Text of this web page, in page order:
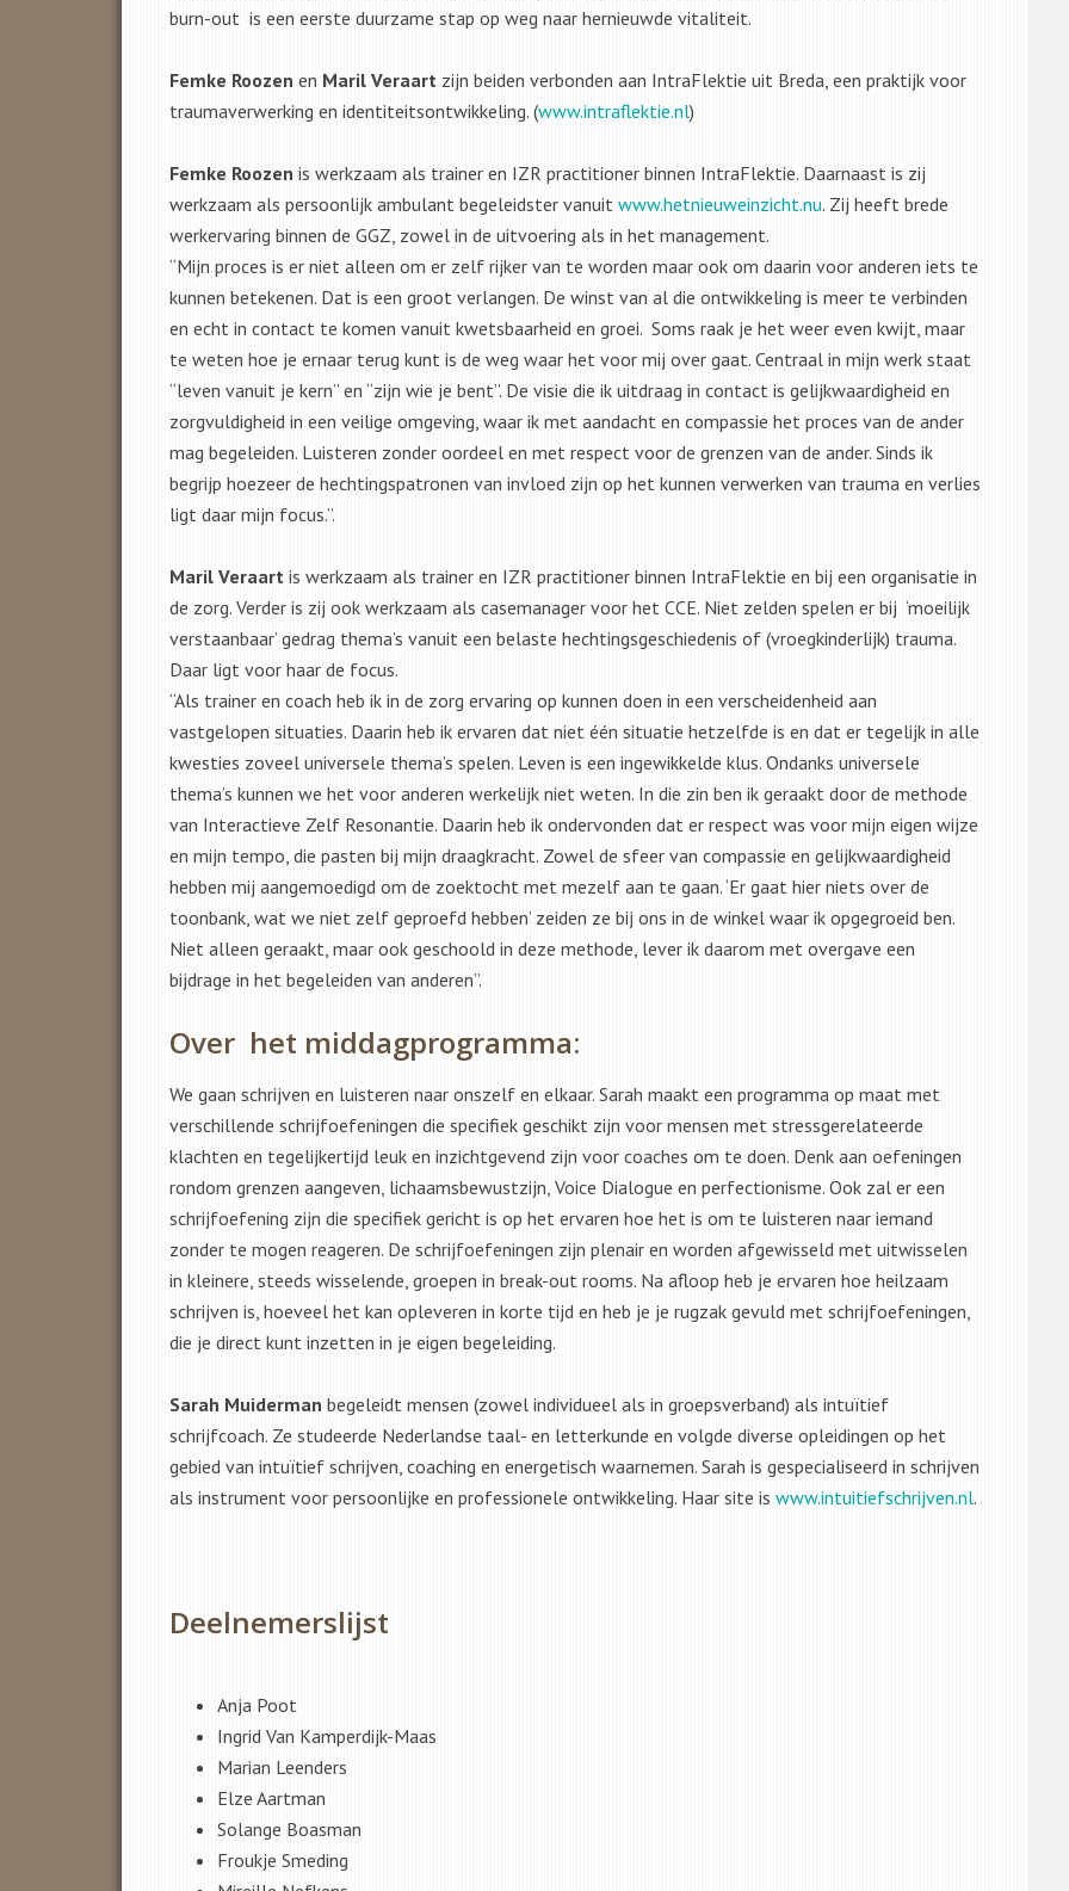
burn-out is een eerste duurzame stap op weg naar hernieuwde vitaliteit.
Femke Roozen en Maril Veraart zijn beiden verbonden aan IntraFlektie uit Breda, een praktijk voor
traumaverwerking en identiteitsontwikkeling. (www.intraflektie.nl)
Femke Roozen is werkzaam als trainer en IZR practitioner binnen IntraFlektie. Daarnaast is zij
werkzaam als persoonlijk ambulant begeleidster vanuit www.hetnieuweinzicht.nu. Zij heeft brede
werkervaring binnen de GGZ, zowel in de uitvoering als in het management.
“Mijn proces is er niet alleen om er zelf rijker van te worden maar ook om daarin voor anderen iets te
kunnen betekenen. Dat is een groot verlangen. De winst van al die ontwikkeling is meer te verbinden
en echt in contact te komen vanuit kwetsbaarheid en groei. Soms raak je het weer even kwijt, maar
te weten hoe je ernaar terug kunt is de weg waar het voor mij over gaat. Centraal in mijn werk staat
“leven vanuit je kern” en “zijn wie je bent”. De visie die ik uitdraag in contact is gelijkwaardigheid en
zorgvuldigheid in een veilige omgeving, waar ik met aandacht en compassie het proces van de ander
mag begeleiden. Luisteren zonder oordeel en met respect voor de grenzen van de ander. Sinds ik
begrijp hoezeer de hechtingspatronen van invloed zijn op het kunnen verwerken van trauma en verlies
ligt daar mijn focus.”.
Maril Veraart is werkzaam als trainer en IZR practitioner binnen IntraFlektie en bij een organisatie in
de zorg. Verder is zij ook werkzaam als casemanager voor het CCE. Niet zelden spelen er bij ‘moeilijk
verstaanbaar’ gedrag thema’s vanuit een belaste hechtingsgeschiedenis of (vroegkinderlijk) trauma.
Daar ligt voor haar de focus.
“Als trainer en coach heb ik in de zorg ervaring op kunnen doen in een verscheidenheid aan
vastgelopen situaties. Daarin heb ik ervaren dat niet één situatie hetzelfde is en dat er tegelijk in alle
kwesties zoveel universele thema’s spelen. Leven is een ingewikkelde klus. Ondanks universele
thema’s kunnen we het voor anderen werkelijk niet weten. In die zin ben ik geraakt door de methode
van Interactieve Zelf Resonantie. Daarin heb ik ondervonden dat er respect was voor mijn eigen wijze
en mijn tempo, die pasten bij mijn draagkracht. Zowel de sfeer van compassie en gelijkwaardigheid
hebben mij aangemoedigd om de zoektocht met mezelf aan te gaan. ‘Er gaat hier niets over de
toonbank, wat we niet zelf geproefd hebben’ zeiden ze bij ons in de winkel waar ik opgegroeid ben.
Niet alleen geraakt, maar ook geschoold in deze methode, lever ik daarom met overgave een
bijdrage in het begeleiden van anderen”.
Over het middagprogramma:
We gaan schrijven en luisteren naar onszelf en elkaar. Sarah maakt een programma op maat met
verschillende schrijfoefeningen die specifiek geschikt zijn voor mensen met stressgerelateerde
klachten en tegelijkertijd leuk en inzichtgevend zijn voor coaches om te doen. Denk aan oefeningen
rondom grenzen aangeven, lichaamsbewustzijn, Voice Dialogue en perfectionisme. Ook zal er een
schrijfoefening zijn die specifiek gericht is op het ervaren hoe het is om te luisteren naar iemand
zonder te mogen reageren. De schrijfoefeningen zijn plenair en worden afgewisseld met uitwisselen
in kleinere, steeds wisselende, groepen in break-out rooms. Na afloop heb je ervaren hoe heilzaam
schrijven is, hoeveel het kan opleveren in korte tijd en heb je je rugzak gevuld met schrijfoefeningen,
die je direct kunt inzetten in je eigen begeleiding.
Sarah Muiderman begeleidt mensen (zowel individueel als in groepsverband) als intuïtief
schrijfcoach. Ze studeerde Nederlandse taal- en letterkunde en volgde diverse opleidingen op het
gebied van intuïtief schrijven, coaching en energetisch waarnemen. Sarah is gespecialiseerd in schrijven
als instrument voor persoonlijke en professionele ontwikkeling. Haar site is www.intuitiefschrijven.nl.
Deelnemerslijst
Anja Poot
Ingrid Van Kamperdijk-Maas
Marian Leenders
Elze Aartman
Solange Boasman
Froukje Smeding